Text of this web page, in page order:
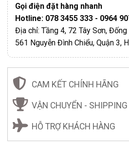
Gọi điện đặt hàng nhanh
Hotline: 078 3455 333 - 0964
Địa chỉ: Tầng 4, 72 Tây Sơn,
561 Nguyễn Đình Chiểu, Quận 3,
CAM KẾT CHÍNH HÃNG
VẬN CHUYỂN - SHIPPING
HỖ TRỢ KHÁCH HÀNG